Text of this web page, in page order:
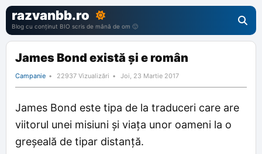
razvanbb.ro
Blog cu conținut BIO scris de mână de om 🙂
James Bond există și e român
Campanie 22937 Vizualizări Joi, 23 Martie 2017
James Bond este tipa de la traduceri care are
viitorul unei misiuni și viața unor oameni la o
greșeală de tipar distanță.